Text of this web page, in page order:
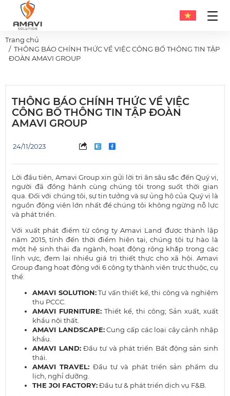
Trang chủ
THÔNG BÁO CHÍNH THỨC VỀ VIỆC CÔNG BỐ THÔNG TIN TẬP
ĐOÀN AMAVI GROUP
THÔNG BÁO CHÍNH THỨC VỀ VIỆC
CÔNG BỐ THÔNG TIN TẬP ĐOÀN
AMAVI GROUP
24/11/2023
Lời đầu tiên, Amavi Group xin gửi lời tri ân sâu sắc đến Quý vị,
người đã đồng hành cùng chúng tôi trong suốt thời gian
qua. Đối với chúng tôi, sự tin tưởng và sự ủng hộ của Quý vị là
nguồn động viên lớn nhất để chúng tôi không ngừng nỗ lực
và phát triển.
Với xuất phát điểm từ công ty Amavi Land được thành lập
năm 2015, tính đến thời điểm hiện tại, chúng tôi tự hào là
một hệ sinh thái đa ngành, hoạt động rộng khắp trong các
lĩnh vực, đem lại nhiều giá trị thiết thực cho xã hội. Amavi
Group đang hoạt động với 6 công ty thành viên trực thuộc, cụ
thể:
AMAVI SOLUTION:Tư vấn thiết kế, thi công và nghiệm
thu PCCC.
AMAVI FURNITURE: Thiết kế, thi công; Sản xuất, xuất
khẩu nội thất.
AMAVI LANDSCAPE:Cung cấp các loại cây cảnh nhập
khẩu.
AMAVI LAND:Đầu tư và phát triển Bất động sản sinh
thái.
AMAVI TRAVEL: Đầu tư và phát triển sản phẩm du
lịch, nghỉ dưỡng.
THE JOI FACTORY:Đầu tư & phát triển dịch vụ F&B.